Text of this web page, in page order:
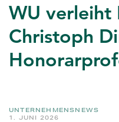
WU verleiht
Christoph
UNTERNEHMENSNEWS
1. JUNI 2026